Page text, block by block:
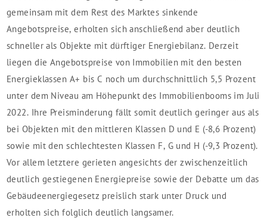
gemeinsam mit dem Rest des Marktes sinkende
Angebotspreise, erholten sich anschließend aber deutlich
schneller als Objekte mit dürftiger Energiebilanz. Derzeit
liegen die Angebotspreise von Immobilien mit den besten
Energieklassen A+ bis C noch um durchschnittlich 5,5 Prozent
unter dem Niveau am Höhepunkt des Immobilienbooms im Juli
2022. Ihre Preisminderung fällt somit deutlich geringer aus als
bei Objekten mit den mittleren Klassen D und E (-8,6 Prozent)
sowie mit den schlechtesten Klassen F, G und H (-9,3 Prozent).
Vor allem letztere gerieten angesichts der zwischenzeitlich
deutlich gestiegenen Energiepreise sowie der Debatte um das
Gebäudeenergiegesetz preislich stark unter Druck und
erholten sich folglich deutlich langsamer.